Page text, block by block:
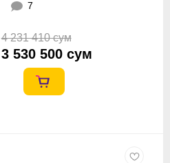
7
4 231 410 сум
3 530 500 сум